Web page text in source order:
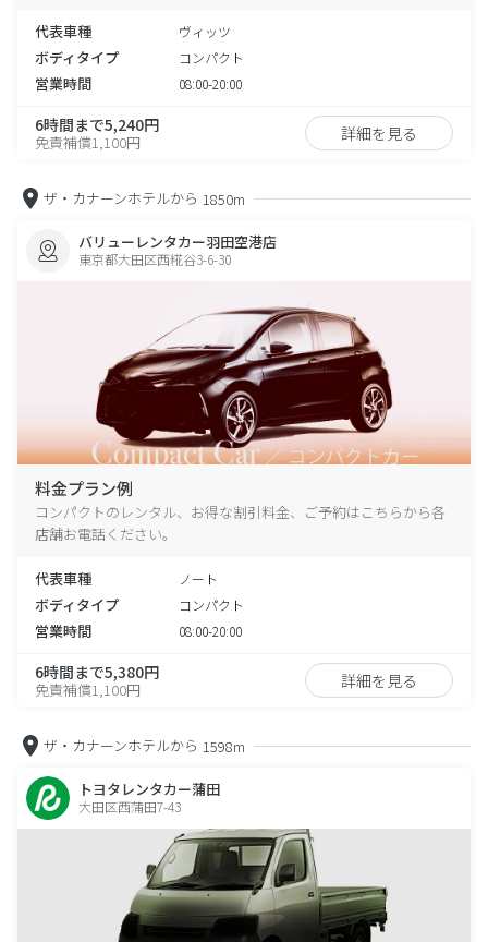
代表車種 ヴィッツ
ボディタイプ コンパクト
営業時間 08:00-20:00
6時間まで5,240円
免責補償1,100円 詳細を見る
ザ・カナーンホテルから 1850m
バリューレンタカー羽田空港店
東京都大田区西糀谷3-6-30
料金プラン例
コンパクトのレンタル、お得な割引料金、ご予約はこちらから各
店舗お電話ください。
代表車種 ノート
ボディタイプ コンパクト
営業時間 08:00-20:00
6時間まで5,380円
免責補償1,100円 詳細を見る
ザ・カナーンホテルから 1598m
トヨタレンタカー蒲田
大田区西蒲田7-43